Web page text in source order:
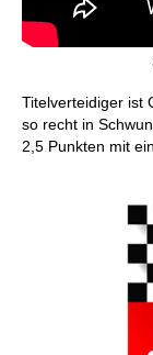
Titelverteidiger ist
so recht in
2,5 Punkten mit